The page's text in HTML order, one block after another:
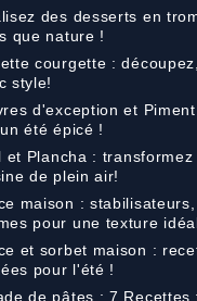
des desserts en
que nature !
courgette :
style!
d'exception et
été épicé !
et Plancha :
de plein air!
maison :
pour une texture
et sorbet maison :
pour l'été !
de pâtes : 7